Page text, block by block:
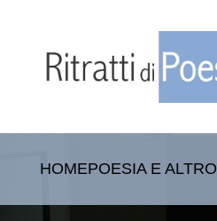
HOMEPOESIA E ALTRO